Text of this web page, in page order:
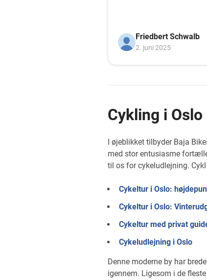
Friedbert Schwalb
2. juni 2025
Cykling i Oslo
I øjeblikket tilbyder Baja
med stor entusiasme
til os for cykeludlejning.
Cykeltur i Oslo:
Cykeltur i Oslo:
Cykeltur med privat
Cykeludlejning i Oslo
Denne moderne by har
igennem. Ligesom i de